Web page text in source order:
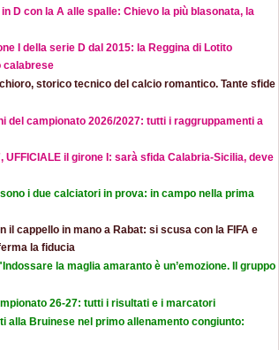
D con la A alle spalle: Chievo la più blasonata, la
I della serie D dal 2015: la Reggina di Lotito
calabrese
storico tecnico del calcio romantico. Tante sfide
del campionato 2026/2027: tutti i raggruppamenti a
UFFICIALE il girone I: sarà sfida Calabria-Sicilia, deve
i due calciatori in prova: in campo nella prima
il cappello in mano a Rabat: si scusa con la FIFA e
la fiducia
la maglia amaranto è un’emozione. Il gruppo
26-27: tutti i risultati e i marcatori
alla Bruinese nel primo allenamento congiunto: